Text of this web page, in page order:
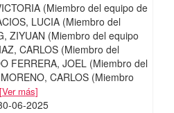
(Miembro del equipo de
LUCIA (Miembro del
ZIYUAN (Miembro del equipo
CARLOS (Miembro del
FERRERA, JOEL (Miembro del
CARLOS (Miembro
Ver más
06-2025